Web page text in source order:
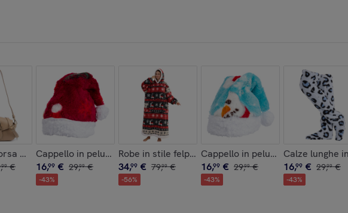
a spalla Donna. Pelle autentica Dollaro
,99 €
Cappello in peluche extra morbido. Design natalizio rosso. 31x48 cm.
16,99 € 29,99 €
-43%
Robe in stile felpa e coperta in pile extra morbido.
34,99 € 79,99 €
-56%
Cappello in peluche extra soft.
16,99 € 29,99 €
-43%
Calze lunghe
16,99 € 29,99 €
-43%